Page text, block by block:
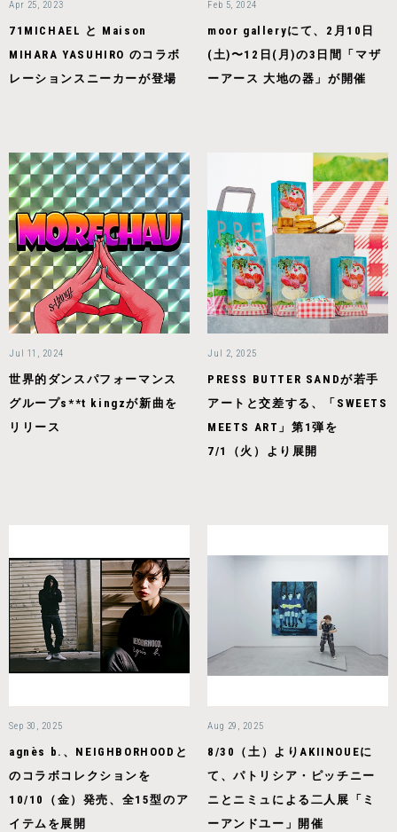
Apr 25, 2023
71MICHAEL と Maison
MIHARA YASUHIRO のコラボ
レーションスニーカーが登場
Feb 5, 2024
moor galleryにて、2月10日
(土)〜12日(月)の3日間「マザ
ーアース 大地の器」が開催
Jul 11, 2024
世界的ダンスパフォーマンス
グループs**t kingzが新曲を
リリース
Jul 2, 2025
PRESS BUTTER SANDが若手
アートと交差する、「SWEETS
MEETS ART」第1弾を
7/1（火）より展開
Sep 30, 2025
agnès b.、NEIGHBORHOODと
のコラボコレクションを
10/10（金）発売、全15型のア
イテムを展開
Aug 29, 2025
8/30（土）よりAKIINOUEに
て、パトリシア・ピッチニー
ニとニミュによる二人展「ミ
ーアンドユー」開催